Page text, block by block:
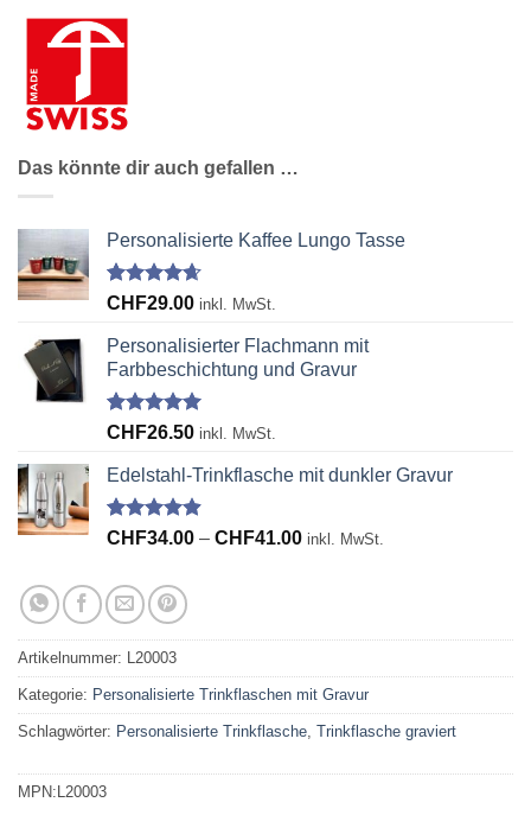
Das könnte dir auch gefallen …
Personalisierte Kaffee Lungo Tasse
Bewertet
von 5,
basierend
auf
39
Kundenbewertungen
CHF29.00 inkl. MwSt.
Personalisierter Flachmann mit
Farbbeschichtung und Gravur
Bewertet
von 5,
basierend
auf
42
CHF26.50 inkl. MwSt.
Edelstahl-Trinkflasche mit dunkler Gravur
Bewertet
basierend
auf
14
Kundenbewertungen
CHF34.00 – CHF41.00Preisspanne:
inkl. MwSt.
Artikelnummer: L20003
Kategorie: Personalisierte Trinkflaschen mit Gravur
Schlagwörter: Personalisierte Trinkflasche, Trinkflasche graviert
MPN: L20003